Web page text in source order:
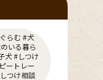
らむ #犬
いる暮ら
犬 #しつけ
ートレー
つけ相談